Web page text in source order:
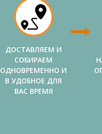
ДОСТАВЛЯЕМ И
СОБИРАЕМ
ОДНОВРЕМЕННО И
В УДОБНОЕ ДЛЯ
ВАС ВРЕМЯ